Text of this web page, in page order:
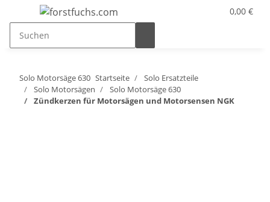
0,00 €
Solo Motorsäge 630 Startseite
Solo Ersatzteile
Solo Motorsägen
Solo Motorsäge 630
Zündkerzen für Motorsägen und Motorsensen NGK